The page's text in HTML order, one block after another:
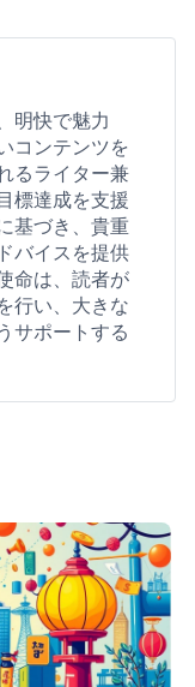
明快で魅力
コンテンツを
るライター兼
標達成を支援
基づき、貴重
バイスを提供
命は、読者が
行い、大きな
サポートする